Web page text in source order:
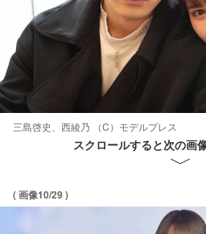
三島啓史、西綾乃 （C）モデルプレス
スクロールすると次の画
( 画像10/29 )